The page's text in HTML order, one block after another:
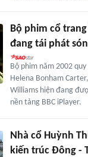
Bộ phim cổ
đang tái phát
Bộ phim năm 2002
Helena Bonham
Williams hiện đang
nền tảng BBC iPlayer.
Nhà cổ Huỳnh
kiến trúc Đông -